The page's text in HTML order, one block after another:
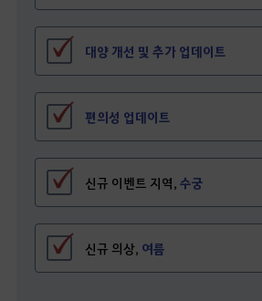
대양 개선 및 추가 업데이트
편의성 업데이트
신규 이벤트 지역, 수궁
신규 의상, 여름